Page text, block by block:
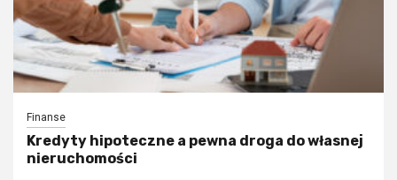
Finanse
Kredyty hipoteczne a pewna droga do własnej
nieruchomości